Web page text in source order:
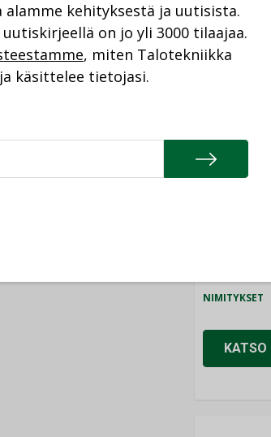
Refair
NIMITYKSET
KATSO
kehityksestä ja uutisista.
on jo yli 3000 tilaajaa.
, miten Talotekniikka
käsittelee tietojasi.